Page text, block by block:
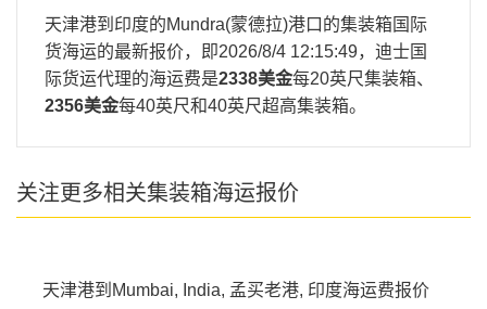
天津港到印度的Mundra(蒙德拉)港口的集装箱国际
货海运的最新报价，即2026/8/4 12:15:49，迪士国
际货运代理的海运费是2338美金每20英尺集装箱、
2356美金每40英尺和40英尺超高集装箱。
关注更多相关集装箱海运报价
天津港到Mumbai, India, 孟买老港, 印度海运费报价